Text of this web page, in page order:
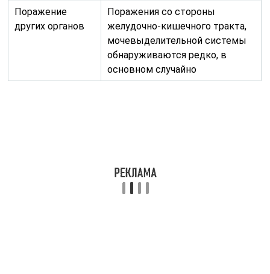
Поражение
других органов
Поражения со стороны
желудочно-кишечного тракта,
мочевыделительной системы
обнаруживаются редко, в
основном случайно